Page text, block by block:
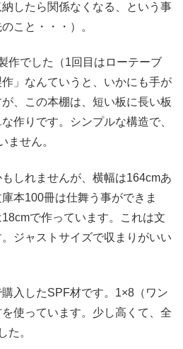
したら関係なくなる、という事
こと・・・）。
作でした（1回目はローテーブ
」なんていうと、いかにも手が
、この本棚は、短い板に長い板
作りです。シンプルな構造で、
ません。
しれませんが、横幅は164cmあ
本100冊は仕舞う事ができま
で作っています。これは文
ジャストサイズで収まりがいい
入したSPF材です。1×8（ワン
使っています。少し高くて、全
た。